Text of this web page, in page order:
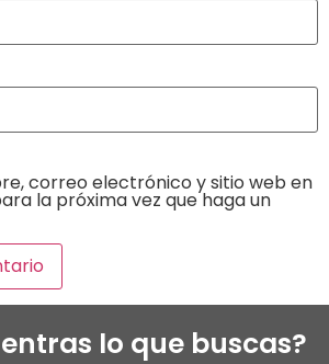
correo electrónico y sitio web en
la próxima vez que haga un
lo que buscas?